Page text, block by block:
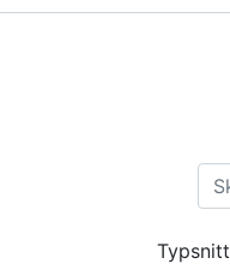
Typsnitt